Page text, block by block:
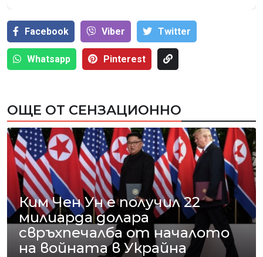
Facebook Viber Тwitter
Whatsapp Pinterest
ОЩЕ ОТ СЕНЗАЦИОННО
Ким Чен Ун е получил 22
милиарда долара
свръхпечалба от началото
на войната в Украйна